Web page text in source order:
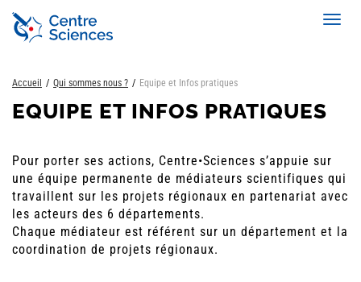
Aller
contenu
Accueil Qui sommes nous ? Equipe et Infos pratiques
EQUIPE ET INFOS PRATIQUES
Pour porter ses actions, Centre•Sciences s’appuie sur
une équipe permanente de médiateurs scientifiques qui
travaillent sur les projets régionaux en partenariat avec
les acteurs des 6 départements.
Chaque médiateur est référent sur un département et la
coordination de projets régionaux.